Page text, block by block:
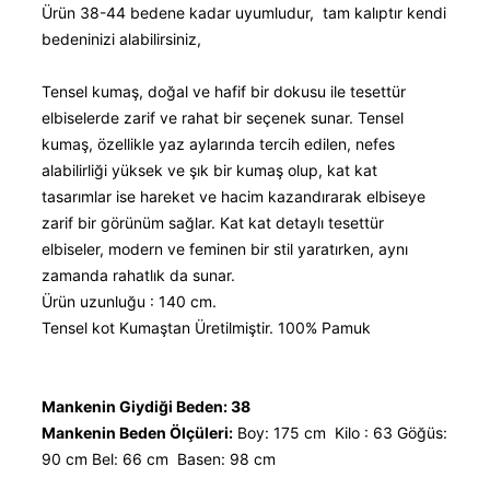
Ürün 38-44 bedene kadar uyumludur, tam kalıptır kendi
bedeninizi alabilirsiniz,
Tensel kumaş, doğal ve hafif bir dokusu ile tesettür
elbiselerde zarif ve rahat bir seçenek sunar. Tensel
kumaş, özellikle yaz aylarında tercih edilen, nefes
alabilirliği yüksek ve şık bir kumaş olup, kat kat
tasarımlar ise hareket ve hacim kazandırarak elbiseye
zarif bir görünüm sağlar. Kat kat detaylı tesettür
elbiseler, modern ve feminen bir stil yaratırken, aynı
zamanda rahatlık da sunar.
Ürün uzunluğu : 140 cm.
Tensel kot Kumaştan Üretilmiştir. 100% Pamuk
Mankenin Giydiği Beden: 38
Mankenin Beden Ölçüleri: Boy: 175 cm Kilo : 63 Göğüs:
90 cm Bel: 66 cm Basen: 98 cm